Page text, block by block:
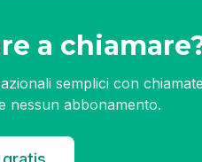
a
semplici con
nessun abbonamento.